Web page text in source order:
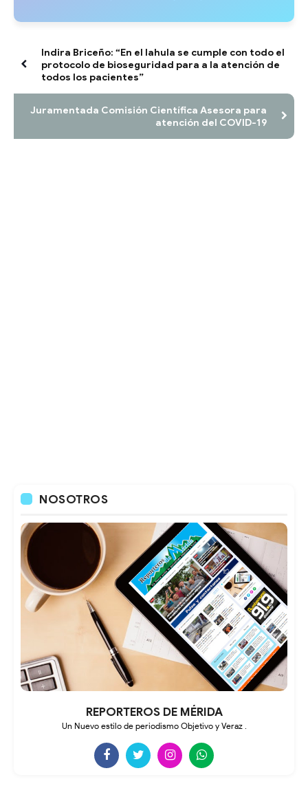
Indira Briceño: “En el Iahula se cumple con todo el
protocolo de bioseguridad para a la atención de
todos los pacientes”
Juramentada Comisión Científica Asesora para
atención del COVID-19
NOSOTROS
REPORTEROS DE MÉRIDA
Un Nuevo estilo de periodismo Objetivo y Veraz .